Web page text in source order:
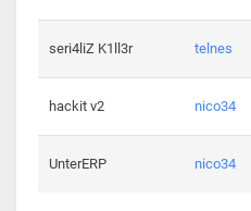
seri4liZ K1ll3r telnes
hackit v2 nico34
UnterERP nico34